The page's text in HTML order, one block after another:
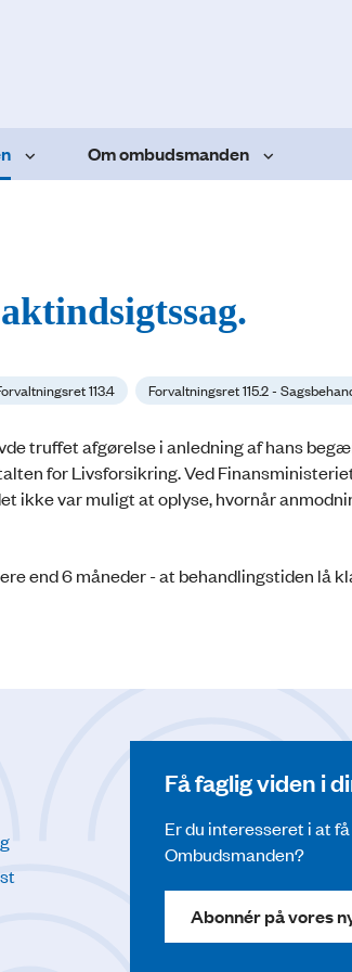
Om ombudsmanden
113.4 Forvaltningsret 115.2 -
truffet afgørelse i anledning af hans
for Livsforsikring. Ved
ikke var muligt at oplyse, hvornår
end 6 måneder - at behandlingstiden lå
Få faglig viden i
Er du interesseret i at
Ombudsmanden?
Abonnér på vores